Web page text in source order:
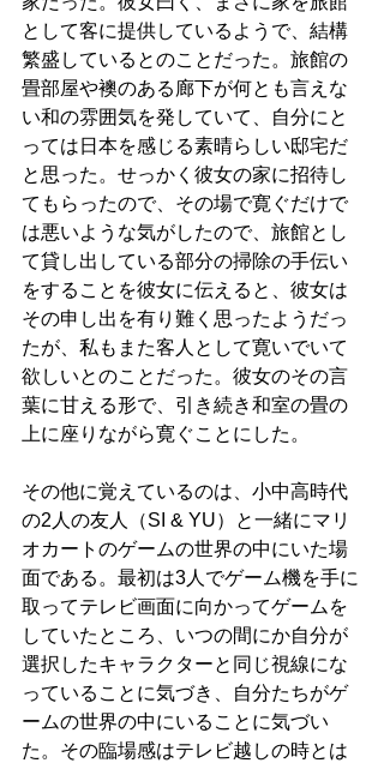
として客に提供しているようで、結構
繁盛しているとのことだった。旅館の
畳部屋や襖のある廊下が何とも言えな
い和の雰囲気を発していて、自分にと
っては日本を感じる素晴らしい邸宅だ
と思った。せっかく彼女の家に招待し
てもらったので、その場で寛ぐだけで
は悪いような気がしたので、旅館とし
て貸し出している部分の掃除の手伝い
をすることを彼女に伝えると、彼女は
その申し出を有り難く思ったようだっ
たが、私もまた客人として寛いでいて
欲しいとのことだった。彼女のその言
葉に甘える形で、引き続き和室の畳の
上に座りながら寛ぐことにした。
その他に覚えているのは、小中高時代
の2人の友人（SI & YU）と一緒にマリ
オカートのゲームの世界の中にいた場
面である。最初は3人でゲーム機を手に
取ってテレビ画面に向かってゲームを
していたところ、いつの間にか自分が
選択したキャラクターと同じ視線にな
っていることに気づき、自分たちがゲ
ームの世界の中にいることに気づい
た。その臨場感はテレビ越しの時とは